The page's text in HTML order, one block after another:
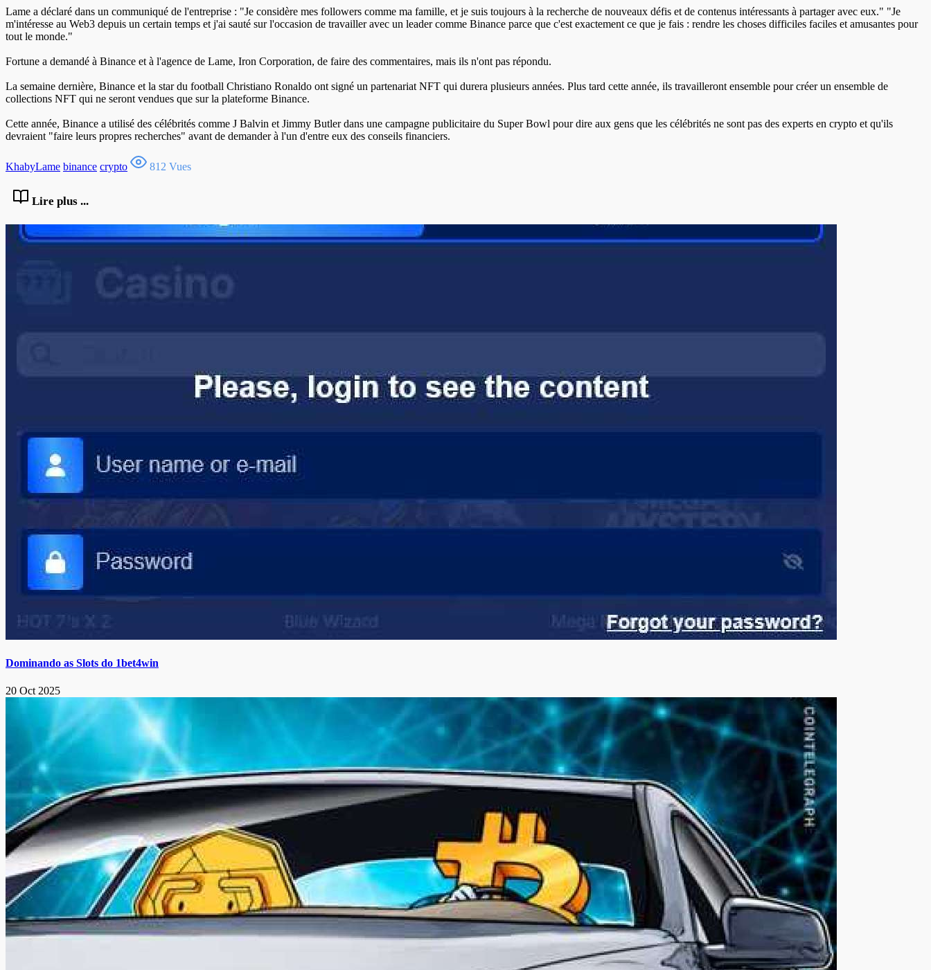
Lame a déclaré dans un communiqué de l'entreprise : "Je considère mes followers comme ma famille, et je suis toujours à la recherche de nouveaux défis et de contenus intéressants à partager avec eux." "Je
m'intéresse au Web3 depuis un certain temps et j'ai sauté sur l'occasion de travailler avec un leader comme Binance parce que c'est exactement ce que je fais : rendre les choses difficiles faciles et amusantes pour
tout le monde."
Fortune a demandé à Binance et à l'agence de Lame, Iron Corporation, de faire des commentaires, mais ils n'ont pas répondu.
La semaine dernière, Binance et la star du football Christiano Ronaldo ont signé un partenariat NFT qui durera plusieurs années. Plus tard cette année, ils travailleront ensemble pour créer un ensemble de
collections NFT qui ne seront vendues que sur la plateforme Binance.
Cette année, Binance a utilisé des célébrités comme J Balvin et Jimmy Butler dans une campagne publicitaire du Super Bowl pour dire aux gens que les célébrités ne sont pas des experts en crypto et qu'ils
devraient "faire leurs propres recherches" avant de demander à l'un d'entre eux des conseils financiers.
KhabyLame binance crypto 812 Vues
Lire plus ...
Dominando as Slots do 1bet4win
20 Oct 2025